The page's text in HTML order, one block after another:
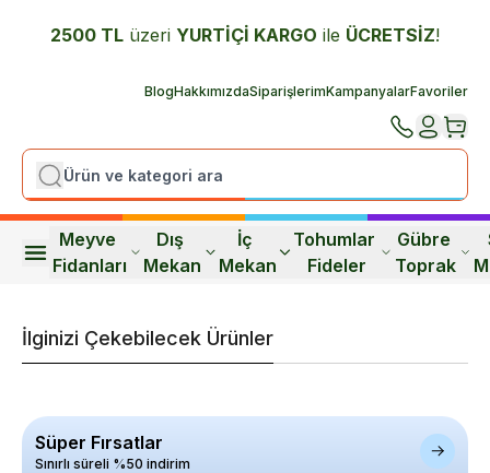
2500 TL üzeri YURTİÇİ KARGO ile ÜCRETSİZ!
BlogHakkımızdaSiparişlerimKampanyalarFavoriler
Meyve
Fidanları
Dış
Mekan
İç
Mekan
Tohumlar
Fideler
Gübre
Toprak
İlginizi Çekebilecek Ürünler
Süper Fırsatlar
Sınırlı süreli %50 indirim